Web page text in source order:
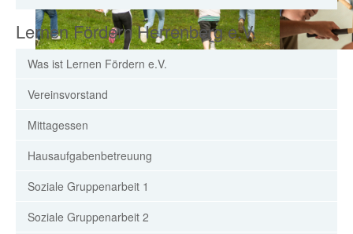
Lernen Fördern Herrenberg e.V.
Was ist Lernen Fördern e.V.
Vereinsvorstand
Mittagessen
Hausaufgabenbetreuung
Soziale Gruppenarbeit 1
Soziale Gruppenarbeit 2